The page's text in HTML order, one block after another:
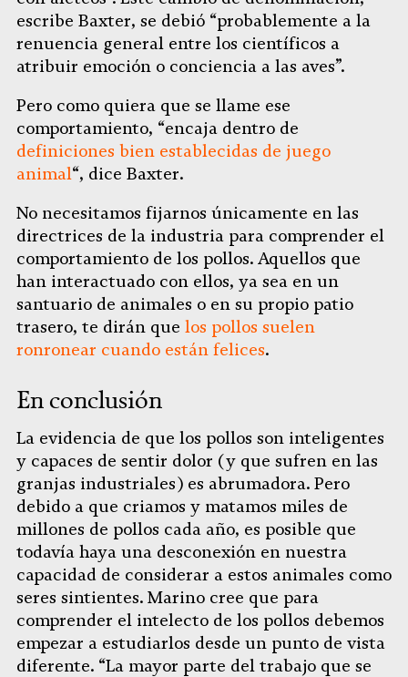
escribe Baxter, se debió “probablemente a la
renuencia general entre los científicos a
atribuir emoción o conciencia a las aves”.
Pero como quiera que se llame ese
comportamiento, “encaja dentro de
definiciones bien establecidas de juego
animal“, dice Baxter.
No necesitamos fijarnos únicamente en las
directrices de la industria para comprender el
comportamiento de los pollos. Aquellos que
han interactuado con ellos, ya sea en un
santuario de animales o en su propio patio
trasero, te dirán que los pollos suelen
ronronear cuando están felices.
En conclusión
La evidencia de que los pollos son inteligentes
y capaces de sentir dolor (y que sufren en las
granjas industriales) es abrumadora. Pero
debido a que criamos y matamos miles de
millones de pollos cada año, es posible que
todavía haya una desconexión en nuestra
capacidad de considerar a estos animales como
seres sintientes. Marino cree que para
comprender el intelecto de los pollos debemos
empezar a estudiarlos desde un punto de vista
diferente. “La mayor parte del trabajo que se